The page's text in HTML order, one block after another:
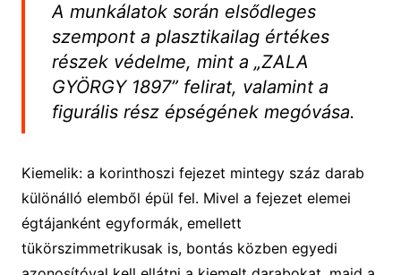
A munkálatok során elsődleges
szempont a plasztikailag értékes
részek védelme, mint a „ZALA
GYÖRGY 1897” felirat, valamint a
figurális rész épségének megóvása.
Kiemelik: a korinthoszi fejezet mintegy száz darab
különálló elemből épül fel. Mivel a fejezet elemei
égtájanként egyformák, emellett
tükörszimmetrikusak is, bontás közben egyedi